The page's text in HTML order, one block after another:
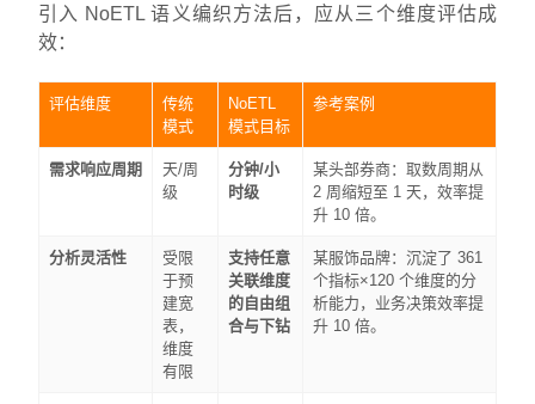
引入 NoETL 语义编织方法后，应从三个维度评估成
效：
评估维度
传统
模式
NoETL
模式目标
参考案例
需求响应周期
天/周
级
分钟/小
时级
某头部券商：取数周期从
2 周缩短至 1 天，效率提
升 10 倍。
分析灵活性
受限
于预
建宽
表，
维度
有限
支持任意
关联维度
的自由组
合与下钻
某服饰品牌：沉淀了 361
个指标×120 个维度的分
析能力，业务决策效率提
升 10 倍。